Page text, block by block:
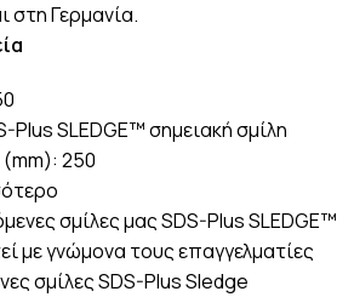
στη Γερμανία.
Plus SLEDGE™ σημειακή σμίλη
(mm): 250
σμίλες μας SDS-Plus SLEDGE™
με γνώμονα τους επαγγελματίες
σμίλες SDS-Plus Sledge